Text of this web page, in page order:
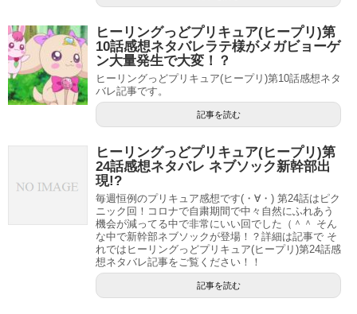
ビョーゲンズのイケメン敵幹部（すいません、名前がわか
りませんでした(^^;）が巨大な怪物を召喚！
ヒーリングアニマルたちが応戦しますが、さすがに歯が立
たず…。
ラテの肉球が反応してプリキュアに変身…って感じの流れ
でしたね。
個人的には良くも悪くも王道的な展開かなーと感じがしま
そして攻撃も肉球を1回押したり、必殺技の時は3回押した
りとやたら肉球がすごかったですね。
ヒーリングっどプリキュア(ヒープリ)第
10話感想ネタバレラテ様がメガビョーゲ
ン大量発生で大変！？
ヒーリングっどプリキュア(ヒープリ)第10話感想ネタ
バレ記事です。
記事を読む
ヒーリングっどプリキュア(ヒープリ)第
24話感想ネタバレ ネブソック新幹部出
現!?
毎週恒例のプリキュア感想です(・∀・) 第24話はピク
ニック回！コロナで自粛期間で中々自然にふれあう
機会が減ってる中で非常にいい回でした（＾＾ そん
な中で新幹部ネブソックが登場！？詳細は記事で そ
れではヒーリングっどプリキュア(ヒープリ)第24話感
想ネタバレ記事をご覧ください！！
記事を読む